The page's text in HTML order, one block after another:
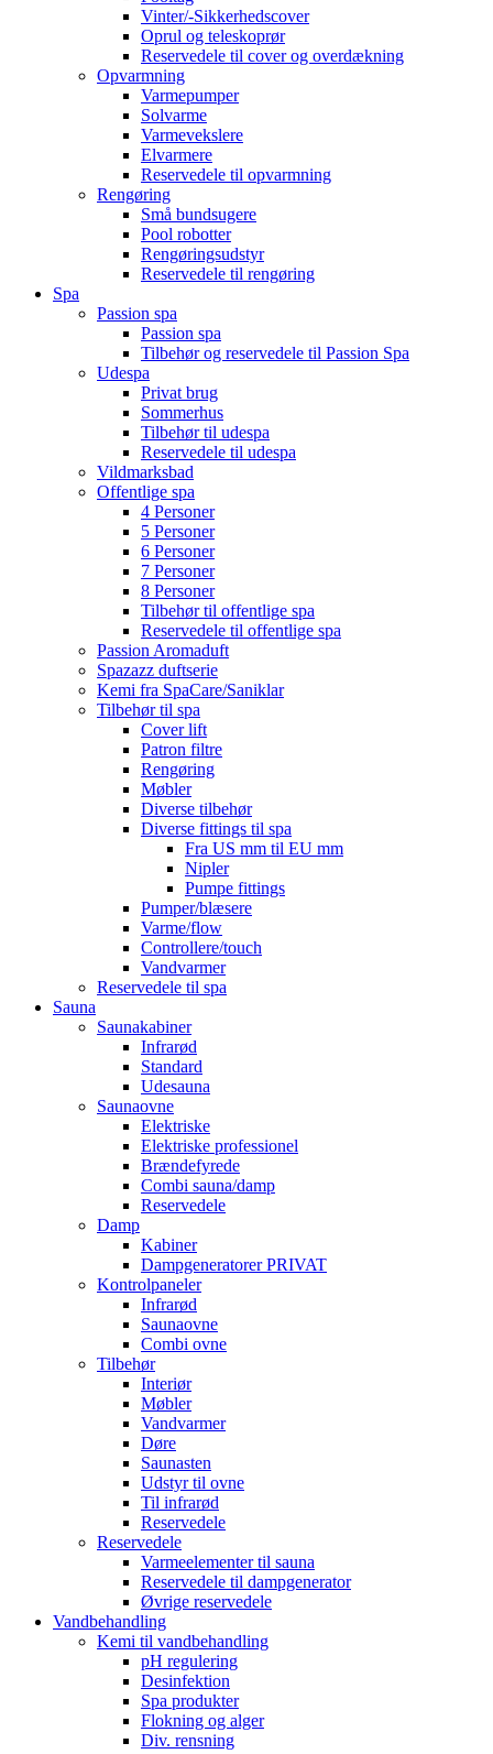
Vinter/-Sikkerhedscover
Oprul og teleskoprør
Reservedele til cover og overdækning
Opvarmning
Varmepumper
Solvarme
Varmevekslere
Elvarmere
Reservedele til opvarmning
Rengøring
Små bundsugere
Pool robotter
Rengøringsudstyr
Reservedele til rengøring
Spa
Passion spa
Passion spa
Tilbehør og reservedele til Passion Spa
Udespa
Privat brug
Sommerhus
Tilbehør til udespa
Reservedele til udespa
Vildmarksbad
Offentlige spa
4 Personer
5 Personer
6 Personer
7 Personer
8 Personer
Tilbehør til offentlige spa
Reservedele til offentlige spa
Passion Aromaduft
Spazazz duftserie
Kemi fra SpaCare/Saniklar
Tilbehør til spa
Cover lift
Patron filtre
Rengøring
Møbler
Diverse tilbehør
Diverse fittings til spa
Fra US mm til EU mm
Nipler
Pumpe fittings
Pumper/blæsere
Varme/flow
Controllere/touch
Vandvarmer
Reservedele til spa
Sauna
Saunakabiner
Infrarød
Standard
Udesauna
Saunaovne
Elektriske
Elektriske professionel
Brændefyrede
Combi sauna/damp
Reservedele
Damp
Kabiner
Dampgeneratorer PRIVAT
Kontrolpaneler
Infrarød
Saunaovne
Combi ovne
Tilbehør
Interiør
Møbler
Vandvarmer
Døre
Saunasten
Udstyr til ovne
Til infrarød
Reservedele
Reservedele
Varmeelementer til sauna
Reservedele til dampgenerator
Øvrige reservedele
Vandbehandling
Kemi til vandbehandling
pH regulering
Desinfektion
Spa produkter
Flokning og alger
Div. rensning